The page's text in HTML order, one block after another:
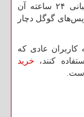
مختلف ارائه می‌دهد. همچنین می‌توانید از پشتیبانی ۲۴ ساعته آن
گوگل دچار
کاربران عادی که
کنند، خرید
است.